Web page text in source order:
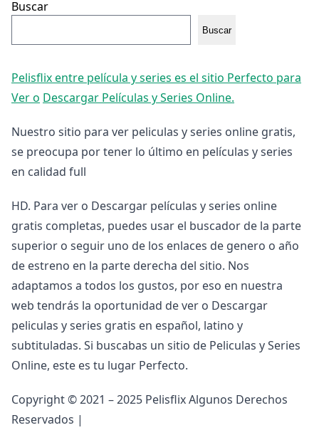
Buscar
Buscar
Pelisflix entre película y series es el sitio Perfecto para
Ver o Descargar Películas y Series Online.
Nuestro sitio para ver peliculas y series online gratis,
se preocupa por tener lo último en películas y series
en calidad full
HD. Para ver o Descargar películas y series online
gratis completas, puedes usar el buscador de la parte
superior o seguir uno de los enlaces de genero o año
de estreno en la parte derecha del sitio. Nos
adaptamos a todos los gustos, por eso en nuestra
web tendrás la oportunidad de ver o Descargar
peliculas y series gratis en español, latino y
subtituladas. Si buscabas un sitio de Peliculas y Series
Online, este es tu lugar Perfecto.
Copyright © 2021 – 2025 Pelisflix Algunos Derechos
Reservados |